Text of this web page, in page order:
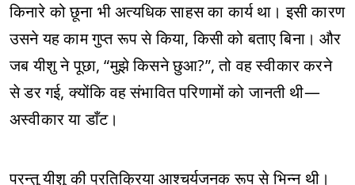
किनारे को छूना भी अत्यधिक साहस का कार्य था। इसी कारण
उसने यह काम गुप्त रूप से किया, किसी को बताए बिना। और
जब यीशु ने पूछा, “मुझे किसने छुआ?”, तो वह स्वीकार करने
से डर गई, क्योंकि वह संभावित परिणामों को जानती थी—
अस्वीकार या डाँट।
परन्तु यीशु की प्रतिक्रिया आश्चर्यजनक रूप से भिन्न थी।